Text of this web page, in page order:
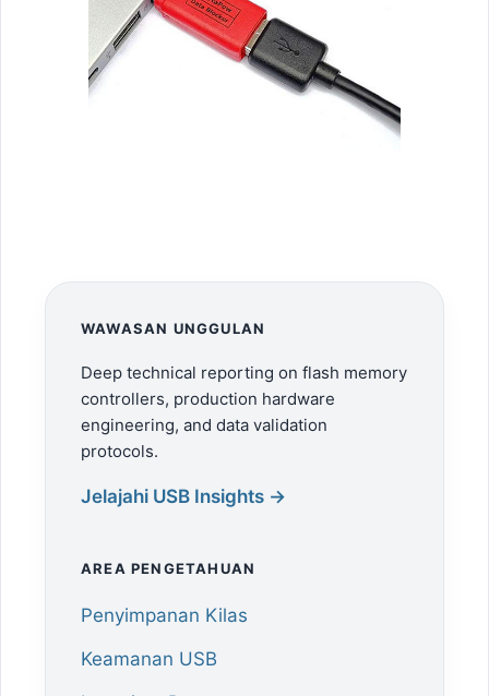
WAWASAN UNGGULAN
Deep technical reporting on flash memory
controllers, production hardware
engineering, and data validation
protocols.
Jelajahi USB Insights →
AREA PENGETAHUAN
Penyimpanan Kilas
Keamanan USB